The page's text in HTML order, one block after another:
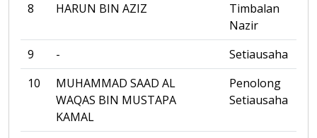
8 HARUN BIN AZIZ
Timbalan
Nazir
9
-
Setiausaha
10
MUHAMMAD SAAD AL
WAQAS BIN MUSTAPA
KAMAL
Penolong
Setiausaha